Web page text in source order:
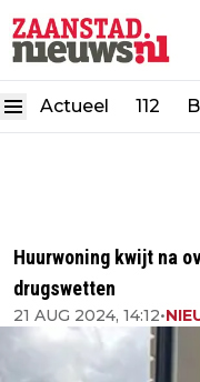
Actueel 112
Huurwoning kwijt na
drugswetten
21 AUG 2024, 14:12•